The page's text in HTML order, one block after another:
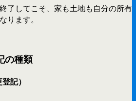
了してこそ、家も土地も自分の所有
ります。
の種類
記）